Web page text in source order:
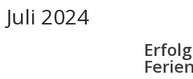
Juli 2024